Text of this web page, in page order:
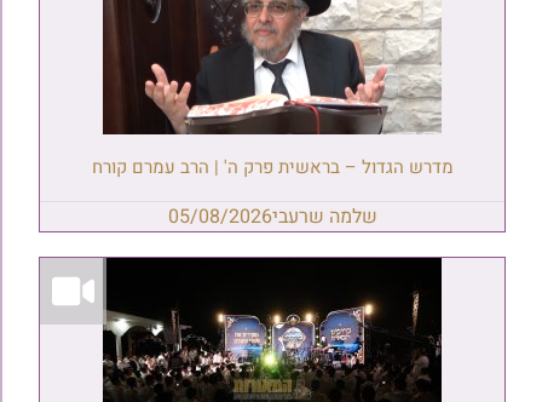
מדרש הגדול – בראשית פרק ה' | הרב עמרם קורח
שלמה שרעבי05/08/2026